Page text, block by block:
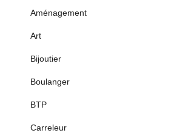
Aménagement
Art
Bijoutier
Boulanger
BTP
Carreleur